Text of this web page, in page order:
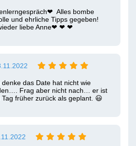
Alles bombe
und ehrliche Tipps gegeben!
liebe Anne❤ ️❤ ️❤
das Date hat nicht wie
Frag aber nicht nach… er ist
früher zurück als geplant. 😃